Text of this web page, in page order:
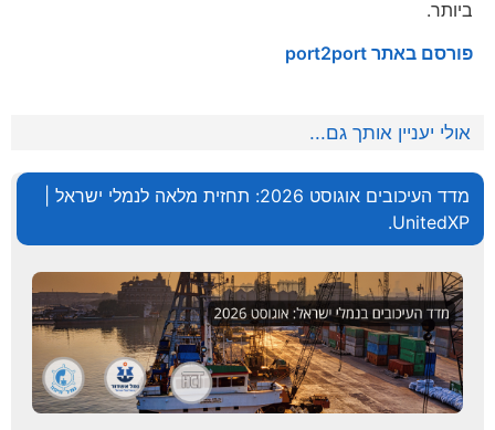
ביותר.
פורסם באתר port2port
אולי יעניין אותך גם...
מדד העיכובים אוגוסט 2026: תחזית מלאה לנמלי ישראל |
UnitedXP.